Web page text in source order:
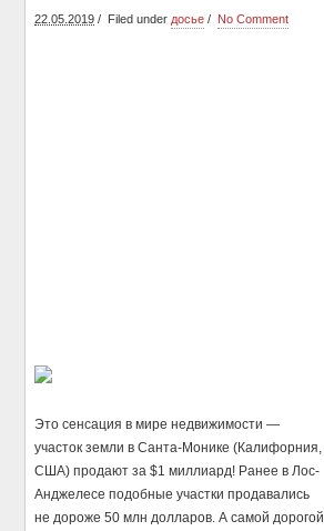
22.05.2019 Filed under досье No Comment
Это сенсация в мире недвижимости —
участок земли в Санта-Монике (Калифорния,
США) продают за $1 миллиард! Ранее в Лос-
Анджелесе подобные участки продавались
не дороже 50 млн долларов. А самой дорогой